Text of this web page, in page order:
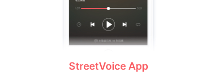
StreetVoice App